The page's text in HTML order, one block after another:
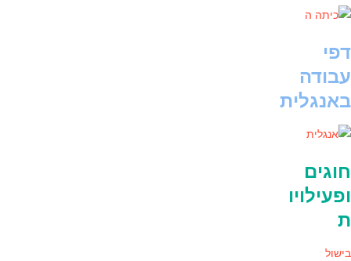
דפי
עבודה
באנגלית
חוגים
ופעילויו
ת
בישול